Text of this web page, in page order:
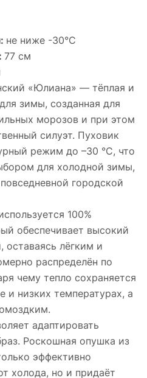
не ниже -30°С
77 см
«Юлиана» — тёплая и
зимы, созданная для
морозов и при этом
силуэт. Пуховик
режим до –30 °C, что
для холодной зимы,
городской
100%
обеспечивает высокий
оставаясь лёгким и
распределён по
чему тепло сохраняется
и низких температурах, а
адаптировать
Роскошная опушка из
эффективно
холода, но и придаёт